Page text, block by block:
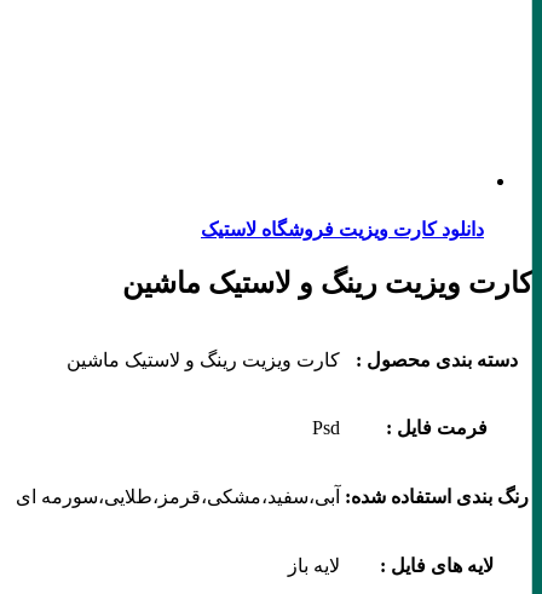
دانلود کارت ویزیت فروشگاه لاستیک
کارت ویزیت رینگ و لاستیک ماشین
دسته بندی محصول : کارت ویزیت رینگ و لاستیک ماشین
فرمت فایل : Psd
رنگ بندی استفاده شده: آبی،سفید،مشکی،قرمز،طلایی،سورمه ای
لایه های فایل : لایه باز